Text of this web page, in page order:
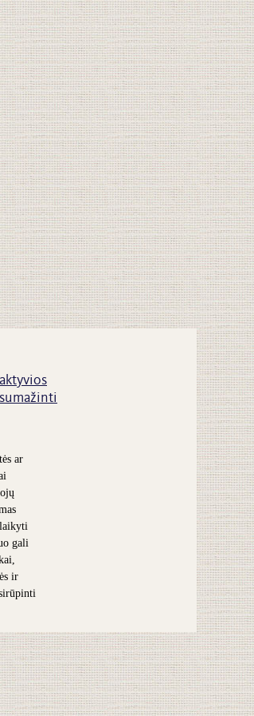
ar
gali
ir